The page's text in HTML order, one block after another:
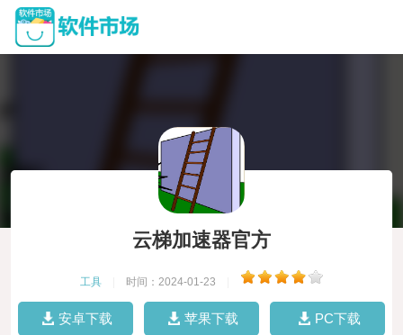
云梯加速器官方
工具 时间：2024-01-23
安卓下载 苹果下载 PC下载